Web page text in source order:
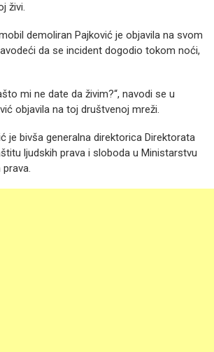
živi.
demoliran Pajković je objavila na svom
da se incident dogodio tokom noći,
mi ne date da živim?“, navodi se u
objavila na toj društvenoj mreži.
je bivša generalna direktorica Direktorata
ljudskih prava i sloboda u Ministarstvu